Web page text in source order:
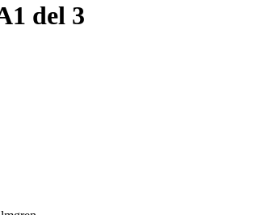
del 3